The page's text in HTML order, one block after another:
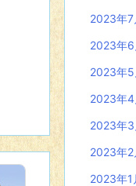
2023年7
2023年6
2023年5
2023年4
2023年3
2023年2
2023年1